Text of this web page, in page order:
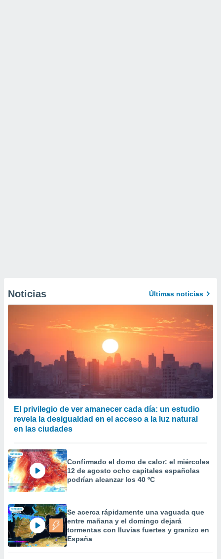
Noticias Últimas noticias
El privilegio de ver amanecer cada día: un estudio
revela la desigualdad en el acceso a la luz natural
en las ciudades
Confirmado el domo de calor: el miércoles
12 de agosto ocho capitales españolas
podrían alcanzar los 40 ºC
Se acerca rápidamente una vaguada que
entre mañana y el domingo dejará
tormentas con lluvias fuertes y granizo en
España